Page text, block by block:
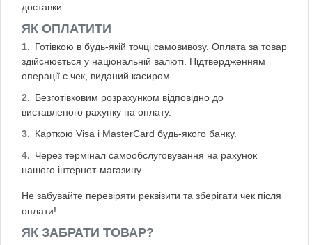
доставки.
ЯК ОПЛАТИТИ
Готівкою в будь-якій точці самовивозу. Оплата за товар
здійснюється у національній валюті. Підтвердженням
операції є чек, виданий касиром.
Безготівковим розрахунком відповідно до
виставленого рахунку на оплату.
Карткою Visa і MasterCard будь-якого банку.
Через термінал самообслуговування на рахунок
нашого інтернет-магазину.
Не забувайте перевіряти реквізити та зберігати чек після
оплати!
ЯК ЗАБРАТИ ТОВАР?